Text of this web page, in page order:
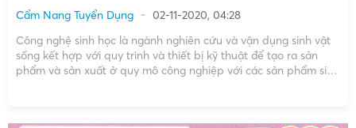
Cẩm Nang Tuyển Dụng
02-11-2020, 04:28
Công nghệ sinh học là ngành nghiên cứu và vận dụng sinh vật
sống kết hợp với quy trình và thiết bị kỹ thuật để tạo ra sản
phẩm và sản xuất ở quy mô công nghiệp với các sản phẩm sinh